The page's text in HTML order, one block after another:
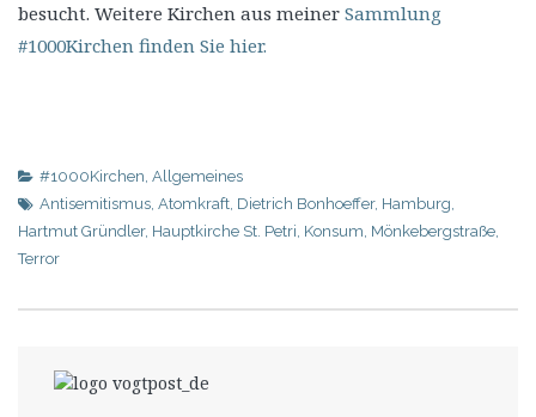
besucht. Weitere Kirchen aus meiner Sammlung
#1000Kirchen finden Sie hier.
#1000Kirchen, Allgemeines
Antisemitismus, Atomkraft, Dietrich Bonhoeffer, Hamburg,
Hartmut Gründler, Hauptkirche St. Petri, Konsum, Mönkebergstraße,
Terror